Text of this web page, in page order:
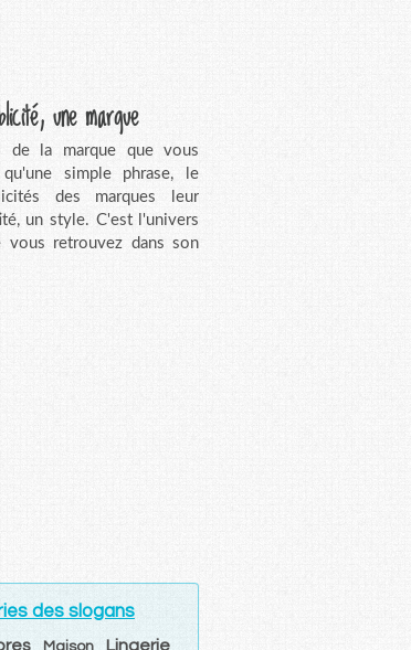
une marque
de la marque que vous
qu'une simple phrase, le
des marques leur
un style. C'est l'univers
vous retrouvez dans son
des slogans
Maison Lingerie